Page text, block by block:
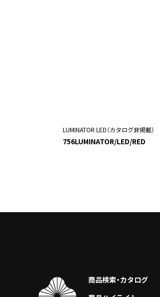
LUMINATOR LED（カタログ非掲載）
756LUMINATOR/LED/RED
商品検索・カタログ